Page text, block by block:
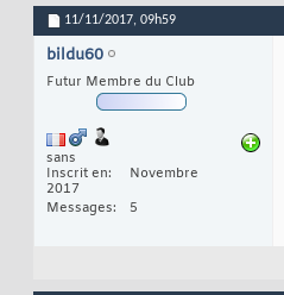
11/11/2017, 09h59
bildu60
Futur Membre du Club
sans
Inscrit en
Novembre
2017
Messages
5